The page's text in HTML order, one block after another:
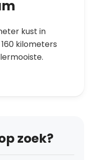
kust in
kilometers
zoek?